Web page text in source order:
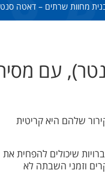
מחוות שרתים – דאטה
עם
שלהם היא קריטית
שיכולים להפחית את
וזמני השבתה לא